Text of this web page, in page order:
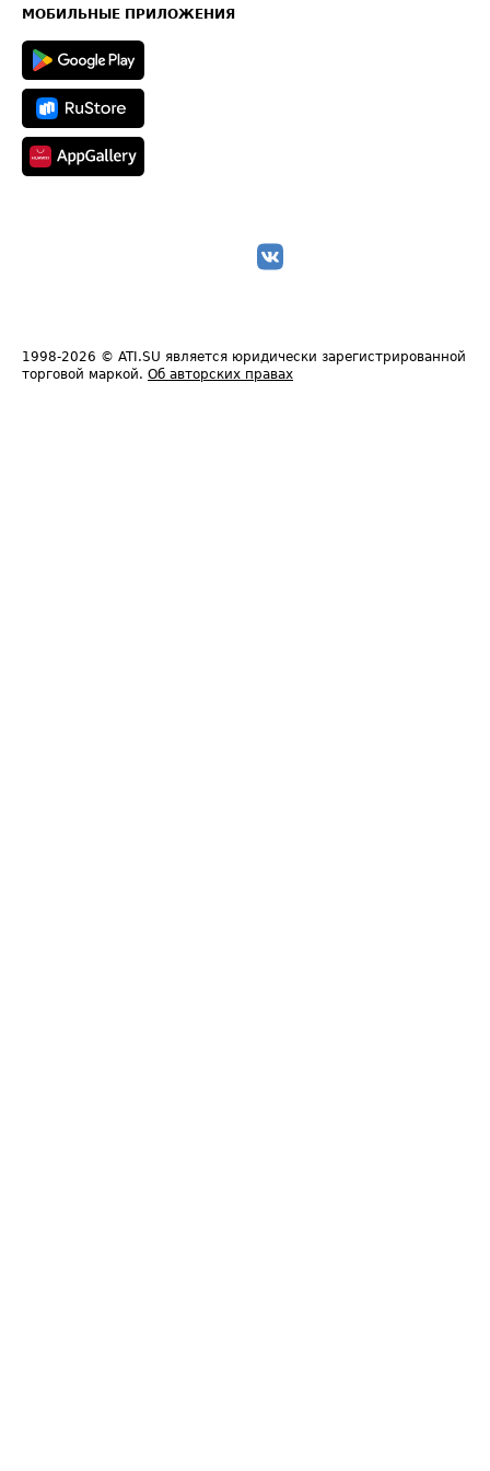
Техническая информация
МОБИЛЬНЫЕ ПРИЛОЖЕНИЯ
1998-2026 © ATI.SU является юридически зарегистрированной
торговой маркой. Об авторских правах